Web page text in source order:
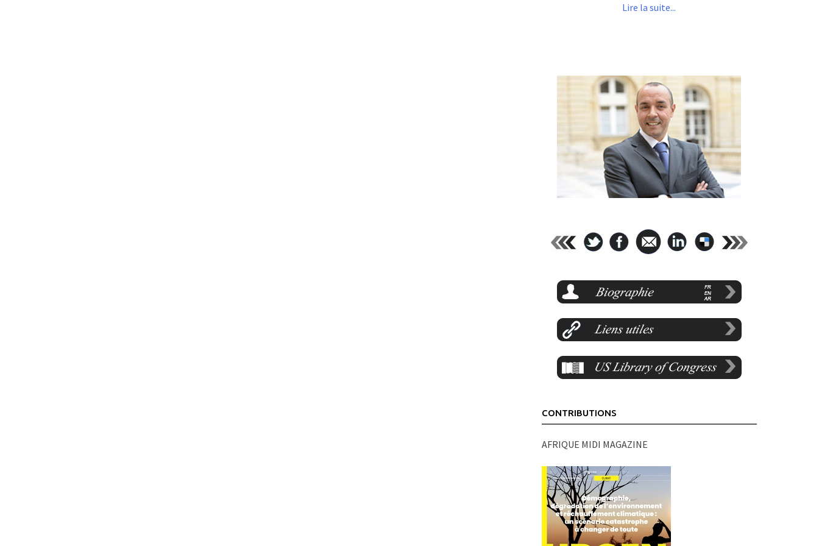
Lire la suite...
CONTRIBUTIONS
AFRIQUE MIDI MAGAZINE